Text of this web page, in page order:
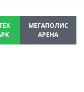
МЕГАПОЛИС
АРЕНА